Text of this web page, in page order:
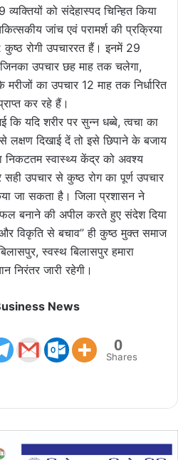
को संदेहास्पद चिन्हित किया
जांच एवं परामर्श की प्रक्रिया
रोगी उपचाररत हैं। इनमें 29
उपचार छह माह तक चलेगा,
का उपचार 12 माह तक निर्धारित
कर रहे हैं।
यदि शरीर पर सुन्न धब्बे, त्वचा का
लक्षण दिखाई दें तो इसे छिपाने के बजाय
निकटतम स्वास्थ्य केंद्र को अवश्य
उपचार से कुष्ठ रोग का पूर्ण उपचार
जा सकता है। जिला प्रशासन ने
बनाने की अपील करते हुए संदेश दिया
विकृति से बचाव” ही कुष्ठ मुक्त समाज
स्वस्थ बिलासपुर हमारा
निरंतर जारी रहेगी।
News
0
Shares